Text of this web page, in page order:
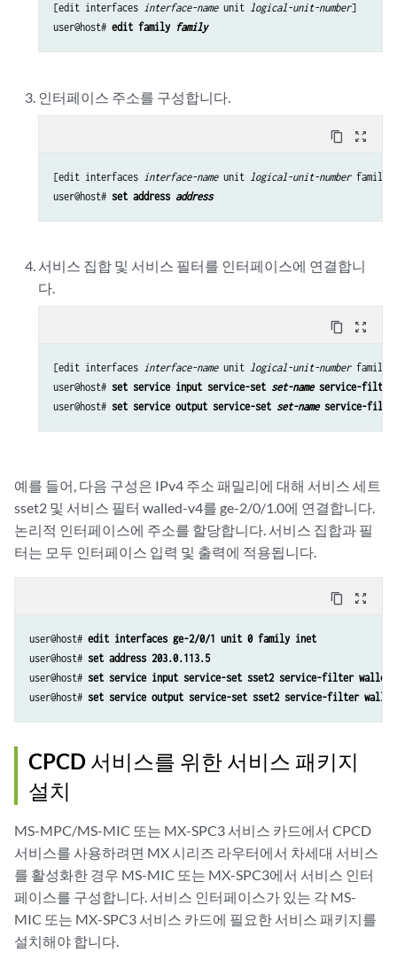
[edit interfaces interface-name unit logical-unit-number]
user@host# edit family family
인터페이스 주소를 구성합니다.
content_copy zoom_out_map
[edit interfaces interface-name unit logical-unit-number family
user@host# set address address
서비스 집합 및 서비스 필터를 인터페이스에 연결합니
다.
content_copy zoom_out_map
[edit interfaces interface-name unit logical-unit-number family
user@host# set service input service-set set-name service-
user@host# set service output service-set set-name service-
예를 들어, 다음 구성은 IPv4 주소 패밀리에 대해 서비스 세트
sset2 및 서비스 필터 walled-v4를 ge-2/0/1.0에 연결합니다.
논리적 인터페이스에 주소를 할당합니다. 서비스 집합과 필
터는 모두 인터페이스 입력 및 출력에 적용됩니다.
content_copy zoom_out_map
user@host# edit interfaces ge-2/0/1 unit 0 family inet
user@host# set address 203.0.113.5
user@host# set service input service-set sset2 service-filter walled-
user@host# set service output service-set sset2 service-filter
CPCD 서비스를 위한 서비스 패키지
설치
MS-MPC/MS-MIC 또는 MX-SPC3 서비스 카드에서 CPCD
서비스를 사용하려면 MX 시리즈 라우터에서 차세대 서비스
를 활성화한 경우 MS-MIC 또는 MX-SPC3에서 서비스 인터
페이스를 구성합니다. 서비스 인터페이스가 있는 각 MS-
MIC 또는 MX-SPC3 서비스 카드에 필요한 서비스 패키지를
설치해야 합니다.